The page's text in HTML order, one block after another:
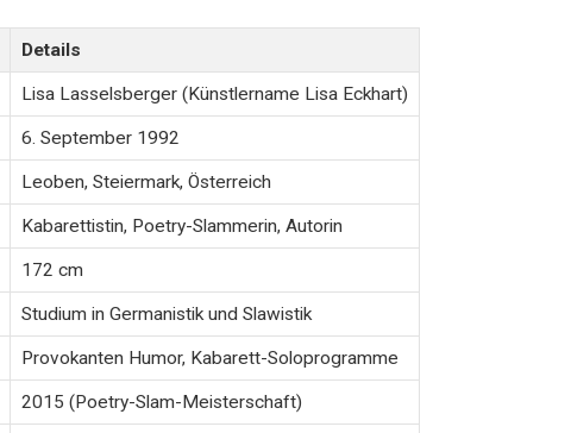
Details
Lisa Lasselsberger (Künstlername Lisa Eckhart)
6. September 1992
Leoben, Steiermark, Österreich
Kabarettistin, Poetry-Slammerin, Autorin
172 cm
Studium in Germanistik und Slawistik
Provokanten Humor, Kabarett-Soloprogramme
2015 (Poetry-Slam-Meisterschaft)